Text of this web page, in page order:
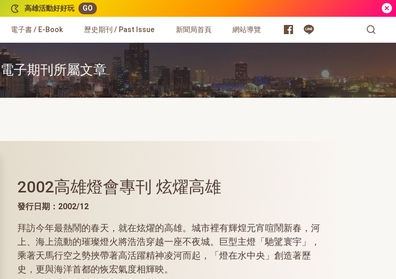
高雄活動好好玩 GO
電子書 / E-Book 歷史期刊 / Past Issue 新聞局首頁 網站導覽
電子期刊所屬文章
2002高雄燈會專刊 炫燿高雄
發行日期：2002/12
拜訪今年最熱鬧的春天，就在炫燿的高雄。城市裡有輝煌元宵喧鬧新春，河
上、海上流動的璀璨燈火將浩浩穿越一座不夜城。巨型主燈「馳騭寰宇」，
乘著天馬行空之勢挾帶著高活躍精神凌河而起，「燈在水中央」創造著歷
史，更與海洋首都的恢宏氣度相輝映。